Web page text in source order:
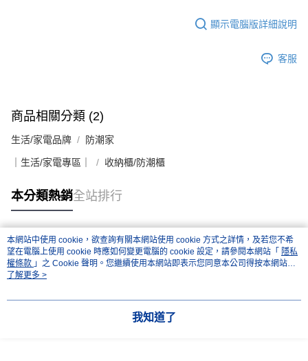
顯示電腦版詳細說明
客服
商品相關分類 (2)
生活/家電品牌 防潮家
｜生活/家電專區｜ 收納櫃/防潮櫃
本分類熱銷全站排行
熱門標籤
本網站中使用 cookie，欲查詢有關本網站使用 cookie 方式之詳情，及若您不希
望在電腦上使用 cookie 時應如何變更電腦的 cookie 設定，請參閱本網站「 隱私
權條款 」之 Cookie 聲明。您繼續使用本網站即表示您同意本公司得按本網站使
用條款之 Cookie 聲明使用 cookie。
了解更多 >
我知道了